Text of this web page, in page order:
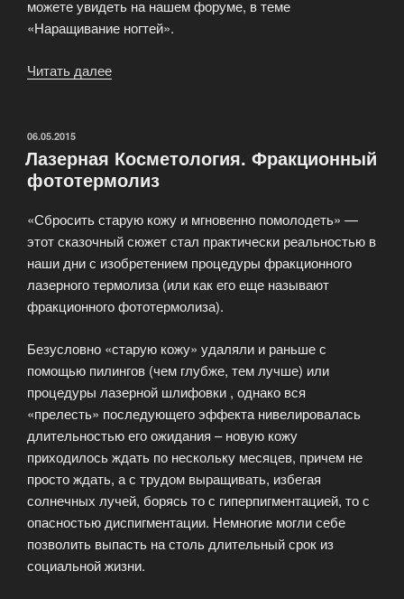
можете увидеть на нашем форуме, в теме
«Наращивание ногтей».
Читать далее
ОПУБЛИКОВАНО
06.05.2015
Лазерная Косметология. Фракционный
фототермолиз
«Сбросить старую кожу и мгновенно помолодеть» —
этот сказочный сюжет стал практически реальностью в
наши дни с изобретением процедуры фракционного
лазерного термолиза (или как его еще называют
фракционного фототермолиза).
Безусловно «старую кожу» удаляли и раньше с
помощью пилингов (чем глубже, тем лучше) или
процедуры лазерной шлифовки , однако вся
«прелесть» последующего эффекта нивелировалась
длительностью его ожидания – новую кожу
приходилось ждать по нескольку месяцев, причем не
просто ждать, а с трудом выращивать, избегая
солнечных лучей, борясь то с гиперпигментацией, то с
опасностью диспигментации. Немногие могли себе
позволить выпасть на столь длительный срок из
социальной жизни.